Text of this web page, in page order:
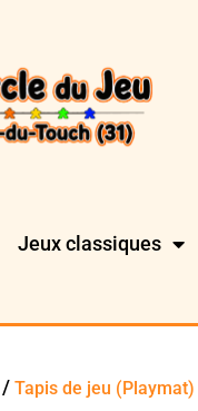
Jeux classiques
/Tapis de jeu (Playmat)